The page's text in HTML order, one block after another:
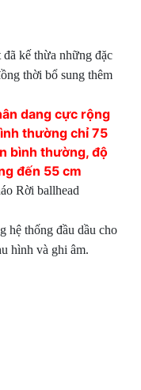
kế thừa những đặc
thời bổ sung thêm
dang cực rộng
thường chỉ 75
bình thường, độ
đến 55 cm
Rời ballhead
hệ thống đầu dầu cho
hình và ghi âm.